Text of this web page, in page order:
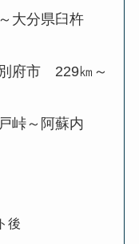
大分県臼杵
府市 229㎞～
峠～阿蘇内
後